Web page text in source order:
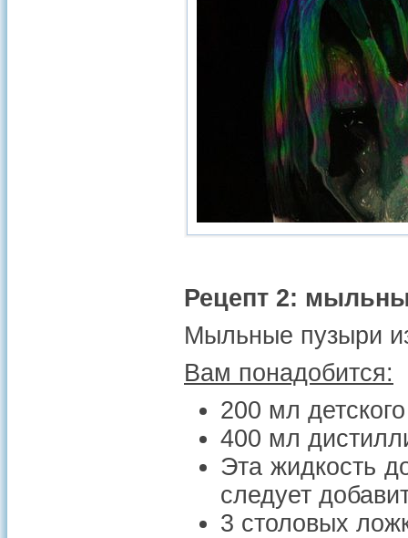
Рецепт 2:
Мыльные пузыри
Вам понадобится:
200 мл
400 мл
Эта жидкость
следует
3 столовых